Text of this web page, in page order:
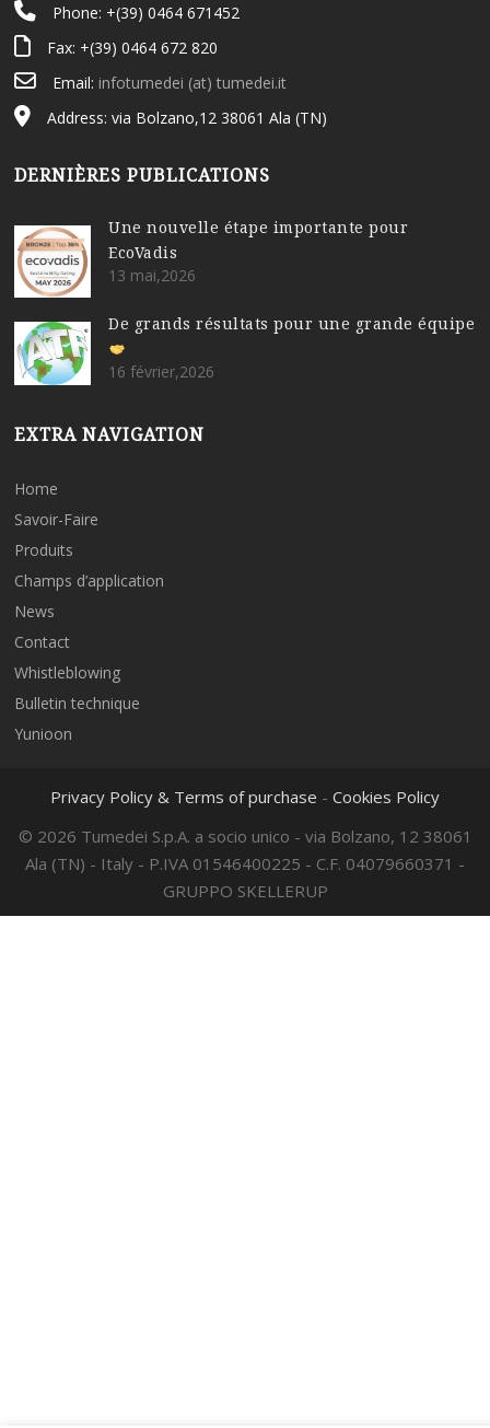
Phone: +(39) 0464 671452
Fax: +(39) 0464 672 820
Email: infotumedei (at) tumedei.it
Address: via Bolzano,12 38061 Ala (TN)
DERNIÈRES PUBLICATIONS
Une nouvelle étape importante pour
EcoVadis
13 mai,2026
De grands résultats pour une grande équipe
16 février,2026
EXTRA NAVIGATION
Home
Savoir-Faire
Produits
Champs d’application
News
Contact
Whistleblowing
Bulletin technique
Yunioon
Privacy Policy & Terms of purchase - Cookies Policy
© 2026 Tumedei S.p.A. a socio unico - via Bolzano, 12 38061
Ala (TN) - Italy - P.IVA 01546400225 - C.F. 04079660371 -
GRUPPO SKELLERUP